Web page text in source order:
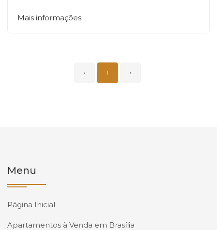
Mais informações
‹ 1 ›
Menu
Página Inicial
Apartamentos à Venda em Brasília